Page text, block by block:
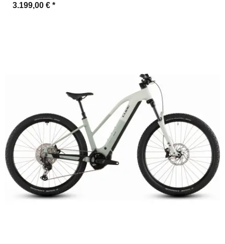
3.199,00 € *